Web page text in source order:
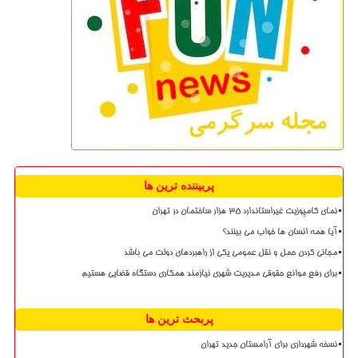
پربیننده ترین ها
نمای کامپوزیت غیراستاندارد ۳۵ هزار ساختمان در تهران
آیا همه انسان ها خواب می بینند؟
مجانی کردن حمل و نقل عمومی یکی از راهبردهای دولت می باشد
برای رفع موانع حقوقی مدیریت شهری نیازمند همکاری دستگاه قضایی هستیم
پربحث ترین ها
نسخه شهرداری برای آرامستان جدید تهران